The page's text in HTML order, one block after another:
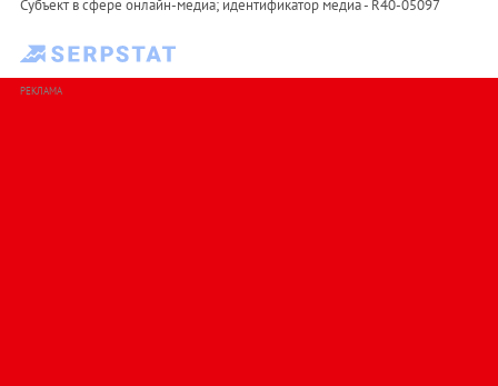
Субъект в сфере онлайн-медиа; идентификатор медиа - R40-05097
РЕКЛАМА